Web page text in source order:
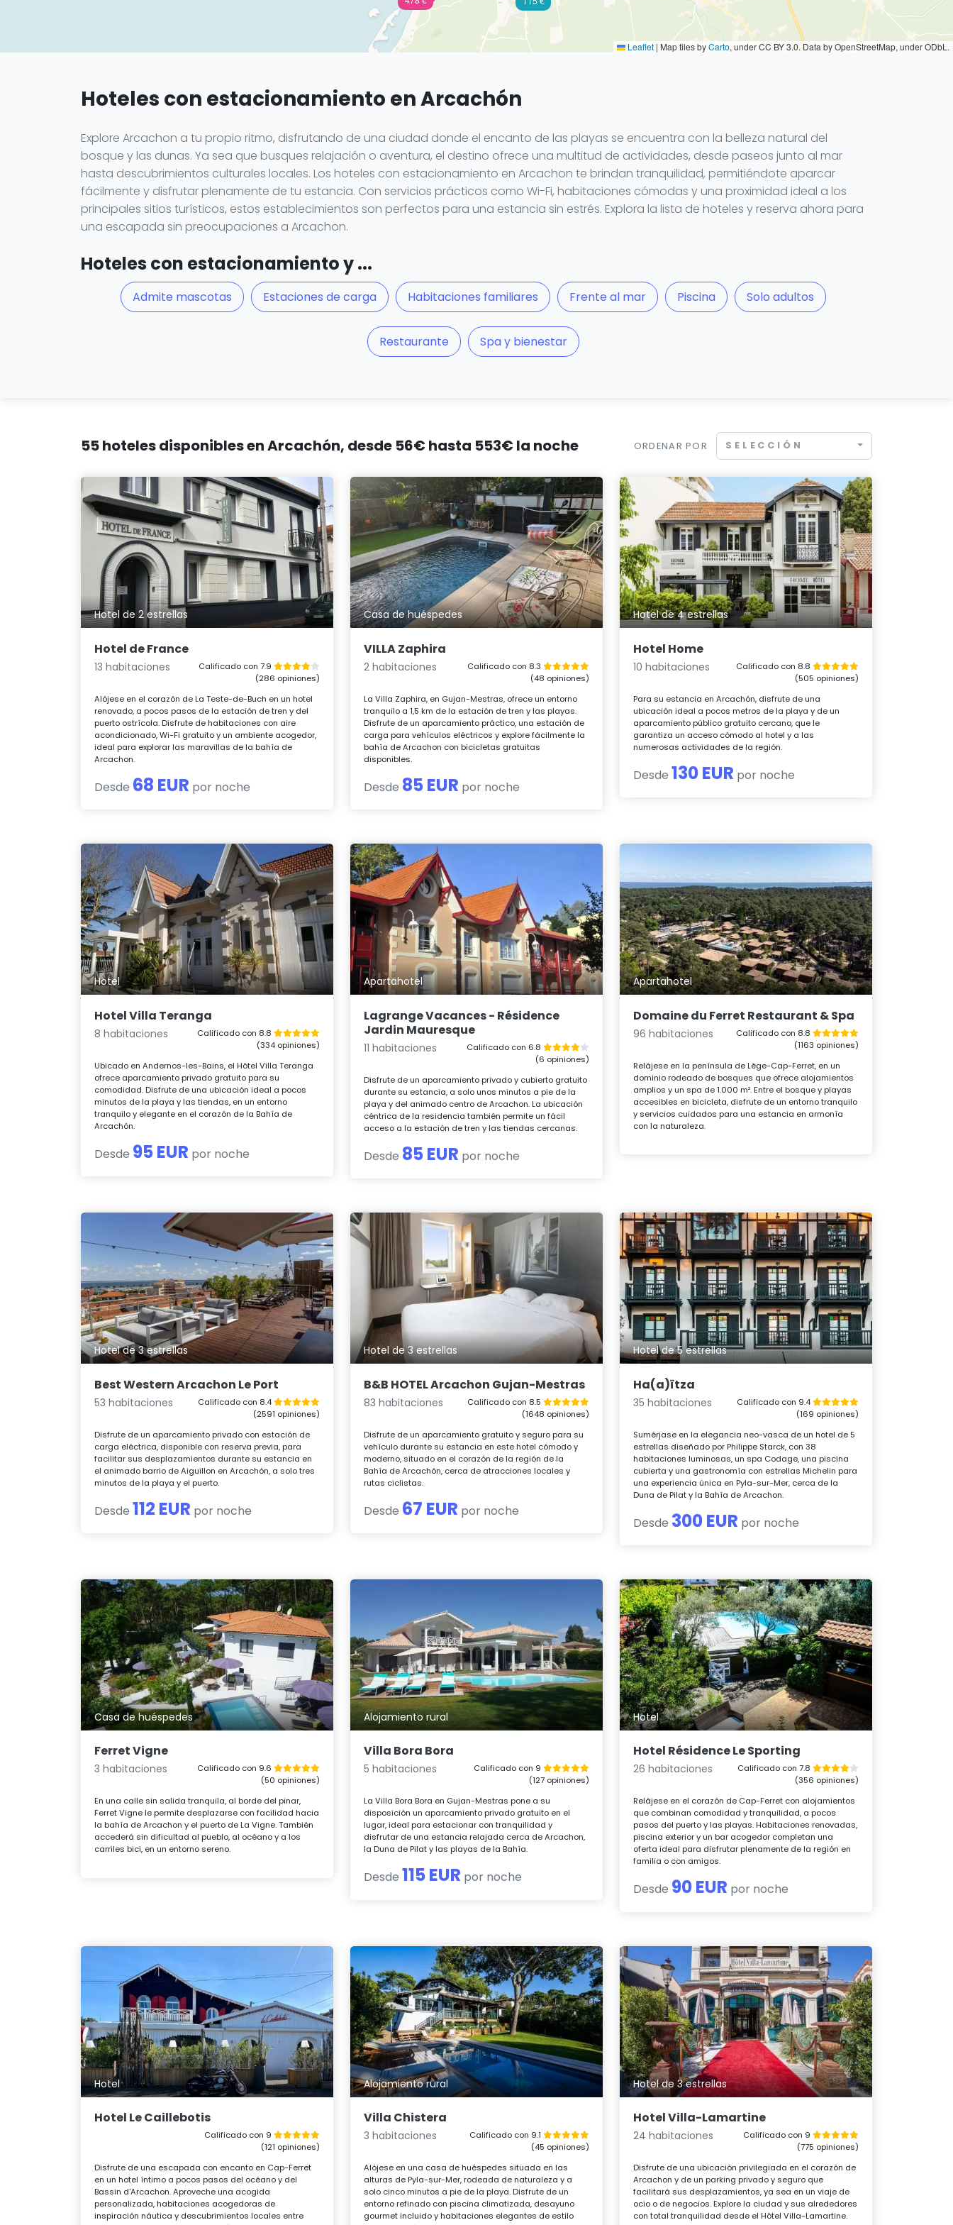
Leaflet | Map tiles byCarto, under CC BY 3.0. Data by OpenStreetMap, under ODbL.
Hoteles con estacionamiento en Arcachón
Explore Arcachon a tu propio ritmo, disfrutando de una ciudad donde el encanto de las playas se encuentra con la belleza natural del
bosque y las dunas. Ya sea que busques relajación o aventura, el destino ofrece una multitud de actividades, desde paseos junto al mar
hasta descubrimientos culturales locales. Los hoteles con estacionamiento en Arcachon te brindan tranquilidad, permitiéndote aparcar
fácilmente y disfrutar plenamente de tu estancia. Con servicios prácticos como Wi-Fi, habitaciones cómodas y una proximidad ideal a los
principales sitios turísticos, estos establecimientos son perfectos para una estancia sin estrés. Explora la lista de hoteles y reserva ahora para
una escapada sin preocupaciones a Arcachon.
Hoteles con estacionamiento y ...
Admite mascotas Estaciones de carga Habitaciones familiares Frente al mar Piscina Solo adultos
Restaurante Spa y bienestar
55 hoteles disponibles en Arcachón, desde 56€ hasta 553€ la noche ORDENAR POR SELECCIÓN
Hotel de 2 estrellas
Hotel de France
13 habitaciones
Calificado con 7.9
(286 opiniones)
Alójese en el corazón de La Teste-de-Buch en un hotel
renovado, a pocos pasos de la estación de tren y del
puerto ostrícola. Disfrute de habitaciones con aire
acondicionado, Wi-Fi gratuito y un ambiente acogedor,
ideal para explorar las maravillas de la bahía de
Arcachon.
Desde 68 EUR por noche
Casa de huéspedes
VILLA Zaphira
2 habitaciones
Calificado con 8.3
(48 opiniones)
La Villa Zaphira, en Gujan-Mestras, ofrece un entorno
tranquilo a 1,5 km de la estación de tren y las playas.
Disfrute de un aparcamiento práctico, una estación de
carga para vehículos eléctricos y explore fácilmente la
bahía de Arcachon con bicicletas gratuitas
disponibles.
Desde 85 EUR por noche
Hotel de 4 estrellas
Hotel Home
10 habitaciones
Calificado con 8.8
(505 opiniones)
Para su estancia en Arcachón, disfrute de una
ubicación ideal a pocos metros de la playa y de un
aparcamiento público gratuito cercano, que le
garantiza un acceso cómodo al hotel y a las
numerosas actividades de la región.
Desde 130 EUR por noche
Hotel
Hotel Villa Teranga
8 habitaciones
Calificado con 8.8
(334 opiniones)
Ubicado en Andernos-les-Bains, el Hôtel Villa Teranga
ofrece aparcamiento privado gratuito para su
comodidad. Disfrute de una ubicación ideal a pocos
minutos de la playa y las tiendas, en un entorno
tranquilo y elegante en el corazón de la Bahía de
Arcachón.
Desde 95 EUR por noche
Apartahotel
Lagrange Vacances - Résidence
Jardin Mauresque
11 habitaciones
Calificado con 6.8
(6 opiniones)
Disfrute de un aparcamiento privado y cubierto gratuito
durante su estancia, a solo unos minutos a pie de la
playa y del animado centro de Arcachon. La ubicación
céntrica de la residencia también permite un fácil
acceso a la estación de tren y las tiendas cercanas.
Desde 85 EUR por noche
Apartahotel
Domaine du Ferret Restaurant & Spa
96 habitaciones
Calificado con 8.8
(1163 opiniones)
Relájese en la península de Lège-Cap-Ferret, en un
dominio rodeado de bosques que ofrece alojamientos
amplios y un spa de 1.000 m². Entre el bosque y playas
accesibles en bicicleta, disfrute de un entorno tranquilo
y servicios cuidados para una estancia en armonía
con la naturaleza.
Hotel de 3 estrellas
Best Western Arcachon Le Port
53 habitaciones
Calificado con 8.4
(2591 opiniones)
Disfrute de un aparcamiento privado con estación de
carga eléctrica, disponible con reserva previa, para
facilitar sus desplazamientos durante su estancia en
el animado barrio de Aiguillon en Arcachón, a solo tres
minutos de la playa y el puerto.
Desde112 EUR por noche
Hotel de 3 estrellas
B&B HOTEL Arcachon Gujan-Mestras
83 habitaciones
Calificado con 8.5
(1648 opiniones)
Disfrute de un aparcamiento gratuito y seguro para su
vehículo durante su estancia en este hotel cómodo y
moderno, situado en el corazón de la región de la
Bahía de Arcachón, cerca de atracciones locales y
rutas ciclistas.
Desde 67 EUR por noche
Hotel de 5 estrellas
Ha(a)ïtza
35 habitaciones
Calificado con 9.4
(169 opiniones)
Sumérjase en la elegancia neo-vasca de un hotel de 5
estrellas diseñado por Philippe Starck, con 38
habitaciones luminosas, un spa Codage, una piscina
cubierta y una gastronomía con estrellas Michelin para
una experiencia única en Pyla-sur-Mer, cerca de la
Duna de Pilat y la Bahía de Arcachon.
Desde 300 EUR por noche
Casa de huéspedes
Ferret Vigne
3 habitaciones
Calificado con 9.6
(50 opiniones)
En una calle sin salida tranquila, al borde del pinar,
Ferret Vigne le permite desplazarse con facilidad hacia
la bahía de Arcachon y el puerto de La Vigne. También
accederá sin dificultad al pueblo, al océano y a los
carriles bici, en un entorno sereno.
Alojamiento rural
Villa Bora Bora
5 habitaciones
Calificado con 9
(127 opiniones)
La Villa Bora Bora en Gujan-Mestras pone a su
disposición un aparcamiento privado gratuito en el
lugar, ideal para estacionar con tranquilidad y
disfrutar de una estancia relajada cerca de Arcachon,
la Duna de Pilat y las playas de la Bahía.
Desde 115 EUR por noche
Hotel
Hotel Résidence Le Sporting
26 habitaciones
Calificado con 7.8
(356 opiniones)
Relájese en el corazón de Cap-Ferret con alojamientos
que combinan comodidad y tranquilidad, a pocos
pasos del puerto y las playas. Habitaciones renovadas,
piscina exterior y un bar acogedor completan una
oferta ideal para disfrutar plenamente de la región en
familia o con amigos.
Desde 90 EUR por noche
Hotel
Hotel Le Caillebotis
Calificado con 9
(121 opiniones)
Disfrute de una escapada con encanto en Cap-Ferret
en un hotel íntimo a pocos pasos del océano y del
Bassin d'Arcachon. Aproveche una acogida
personalizada, habitaciones acogedoras de
inspiración náutica y descubrimientos locales entre
Alojamiento rural
Villa Chistera
3 habitaciones
Calificado con 9.1
(45 opiniones)
Alójese en una casa de huéspedes situada en las
alturas de Pyla-sur-Mer, rodeada de naturaleza y a
solo cinco minutos a pie de la playa. Disfrute de un
entorno refinado con piscina climatizada, desayuno
gourmet incluido y habitaciones elegantes de estilo
Hotel de 3 estrellas
Hotel Villa-Lamartine
24 habitaciones
Calificado con 9
(775 opiniones)
Disfrute de una ubicación privilegiada en el corazón de
Arcachon y de un parking privado y seguro que
facilitará sus desplazamientos, ya sea en un viaje de
ocio o de negocios. Explore la ciudad y sus alrededores
con total tranquilidad desde el Hôtel Villa-Lamartine.